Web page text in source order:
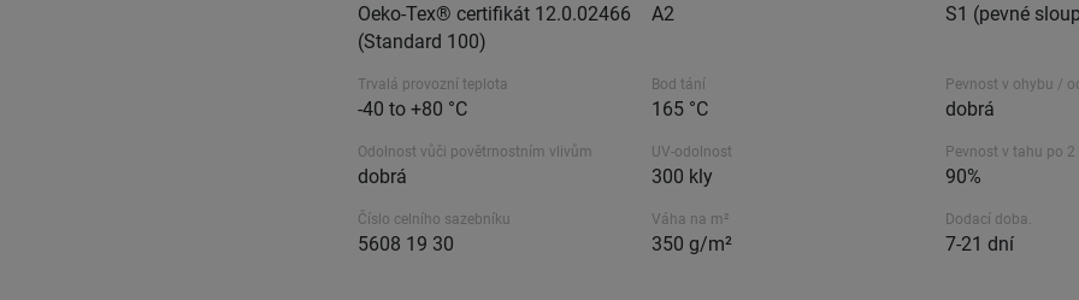
Oeko-Tex® certifikát 12.0.02466
(Standard 100)
A2 S1 (pevné
Trvalá provozní teplota
-40 to +80 °C
Bod tání
165 °C
Pevnost v ohybu /
dobrá
Odolnost vůči povětrnostním vlivům
dobrá
UV-odolnost
300 kly
Pevnost v tahu po
90%
Číslo celního sazebníku
5608 19 30
Váha na m²
350 g/m²
Dodací doba.
7-21 dní